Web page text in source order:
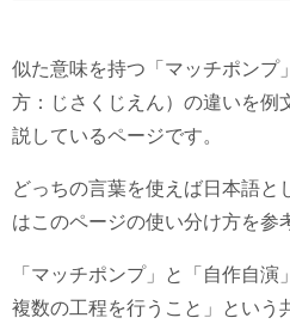
似た意味を持つ「マッチポンプ
方：じさくじえん）の違いを例
説しているページです。
どっちの言葉を使えば日本語と
はこのページの使い分け方を参
「マッチポンプ」と「自作自
複数の工程を行うこと」という